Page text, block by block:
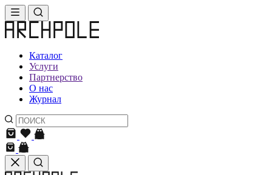
Каталог
Услуги
Партнерство
О нас
Журнал